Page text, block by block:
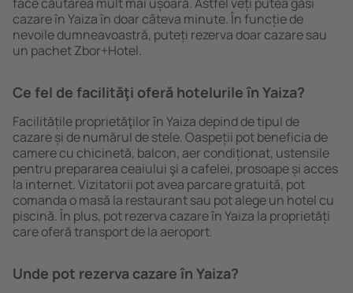
cazare în Yaiza în doar câteva minute. În funcție de
nevoile dumneavoastră, puteți rezerva doar cazare sau
un pachet Zbor+Hotel.
Ce fel de facilităţi oferă hotelurile în Yaiza?
Facilitățile proprietăţilor în Yaiza depind de tipul de
cazare și de numărul de stele. Oaspeții pot beneficia de
camere cu chicinetă, balcon, aer condiționat, ustensile
pentru prepararea ceaiului şi a cafelei, prosoape și acces
la internet. Vizitatorii pot avea parcare gratuită, pot
comanda o masă la restaurant sau pot alege un hotel cu
piscină. În plus, pot rezerva cazare în Yaiza la proprietăți
care oferă transport de la aeroport.
Unde pot rezerva cazare în Yaiza?